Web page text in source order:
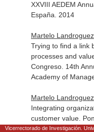
XXVIII AEDEM
España. 2014
Martelo
Trying to find a link
processes and
Congreso. 14th
Academy of
Martelo
Integrating
customer value.
Unlearning,
Vicerrectorado de Investigación.